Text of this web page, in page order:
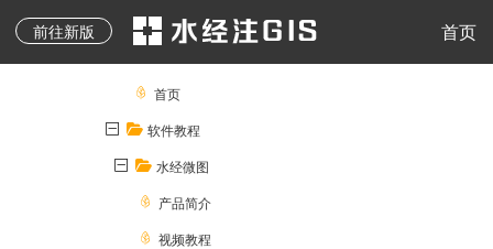
前往新版 首页
首页
软件教程
水经微图
产品简介
视频教程